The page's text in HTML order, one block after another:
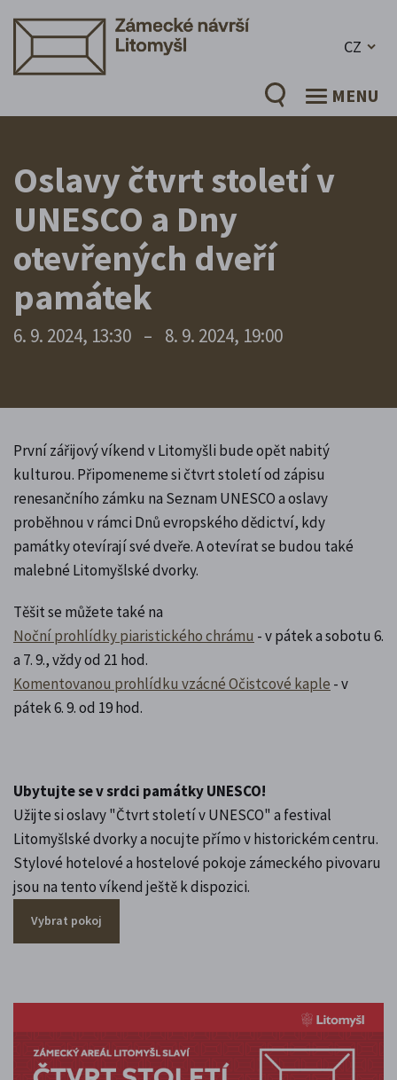
CZ
MENU
Oslavy čtvrt století v
UNESCO a Dny
otevřených dveří
památek
6. 9. 2024, 13:30 – 8. 9. 2024, 19:00
První zářijový víkend v Litomyšli bude opět nabitý
kulturou. Připomeneme si čtvrt století od zápisu
renesančního zámku na Seznam UNESCO a oslavy
proběhnou v rámci Dnů evropského dědictví, kdy
památky otevírají své dveře. A otevírat se budou také
malebné Litomyšlské dvorky.
Těšit se můžete také na
Noční prohlídky piaristického chrámu - v pátek a sobotu 6.
a 7. 9., vždy od 21 hod.
Komentovanou prohlídku vzácné Očistcové kaple - v
pátek 6. 9. od 19 hod.
Ubytujte se v srdci památky UNESCO!
Užijte si oslavy "Čtvrt století v UNESCO" a festival
Litomyšlské dvorky a nocujte přímo v historickém centru.
Stylové hotelové a hostelové pokoje zámeckého pivovaru
jsou na tento víkend ještě k dispozici.
Vybrat pokoj